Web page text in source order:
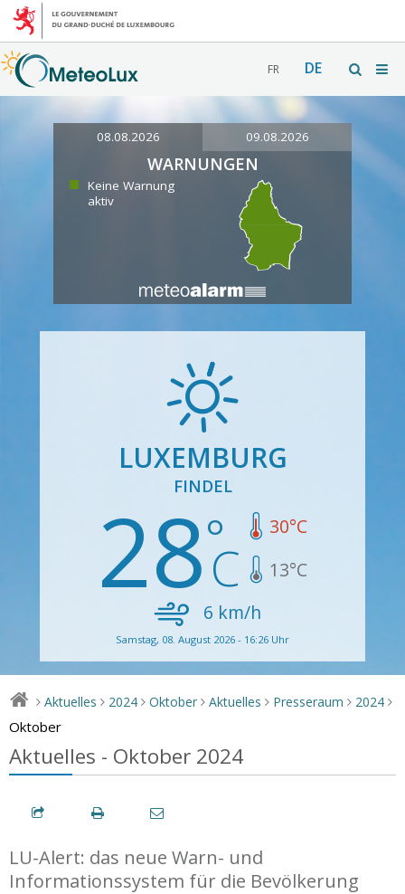
FR DE
08.08.2026 09.08.2026
WARNUNGEN
Keine Warnung
aktiv
LUXEMBURG
FINDEL
28 30°C
13°C
6 km/h
Samstag, 08. August 2026 - 16:26 Uhr
> Aktuelles > 2024 > Oktober > Aktuelles > Presseraum > 2024 >
Oktober
Aktuelles - Oktober 2024
LU-Alert: das neue Warn- und
Informationssystem für die Bevölkerung